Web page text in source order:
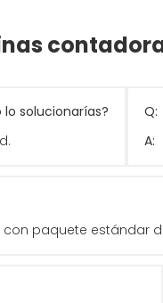
solucionarías?
Q:
A:
paquete estándar